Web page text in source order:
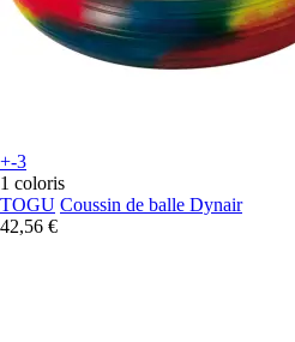
+-3
1 coloris
TOGU Coussin de balle Dynair
42,56 €